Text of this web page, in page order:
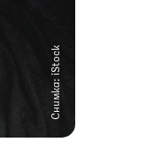
Снимка: iStock